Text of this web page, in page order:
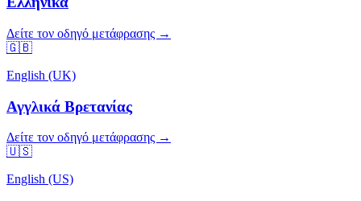
Δείτε τον οδηγό μετάφρασης →
🇬🇧
English (UK)
Αγγλικά Βρετανίας
Δείτε τον οδηγό μετάφρασης →
🇺🇸
English (US)